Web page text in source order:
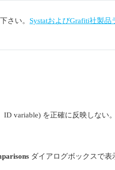
さい。 SystatおよびGrafiti社製品
variable) を正確に反映しない。
ダイアログボックスで表